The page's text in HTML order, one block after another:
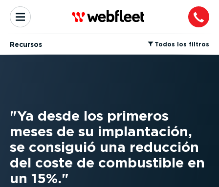
Recursos ⁠Todos los filtros
Ya desde los primeros
meses de su implantación,
se consiguió una reducción
del coste de combustible en
un 15%.